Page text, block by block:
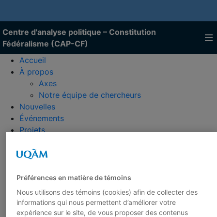
Centre d'analyse politique – Constitution
Fédéralisme (CAP-CF)
Accueil
À propos
Axes
Notre équipe de chercheurs
Nouvelles
Événements
Projets
Toutes les publications
Rapports
Cahiers
Veille
Livres
Préférences en matière de témoins
Nous utilisons des témoins (cookies) afin de collecter des
informations qui nous permettent d’améliorer votre
expérience sur le site, de vous proposer des contenus